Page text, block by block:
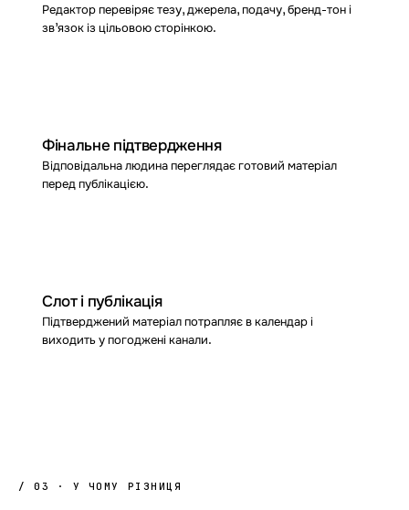
Редактор перевіряє тезу, джерела, подачу, бренд-тон і
зв'язок із цільовою сторінкою.
Фінальне підтвердження
Відповідальна людина переглядає готовий матеріал
перед публікацією.
Слот і публікація
Підтверджений матеріал потрапляє в календар і
виходить у погоджені канали.
/ 03 · У ЧОМУ РІЗНИЦЯ